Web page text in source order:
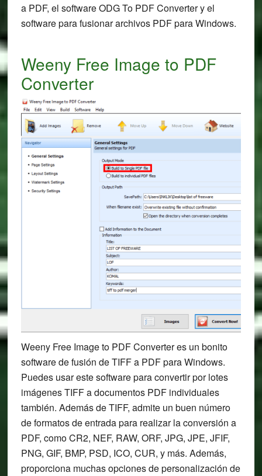
a PDF, el software ODG To PDF Converter y el
software para fusionar archivos PDF para Windows.
Weeny Free Image to PDF
Converter
Weeny Free Image to PDF Converter es un bonito
software de fusión de TIFF a PDF para Windows.
Puedes usar este software para convertir por lotes
imágenes TIFF a documentos PDF individuales
también. Además de TIFF, admite un buen número
de formatos de entrada para realizar la conversión a
PDF, como CR2, NEF, RAW, ORF, JPG, JPE, JFIF,
PNG, GIF, BMP, PSD, ICO, CUR, y más. Además,
proporciona muchas opciones de personalización de